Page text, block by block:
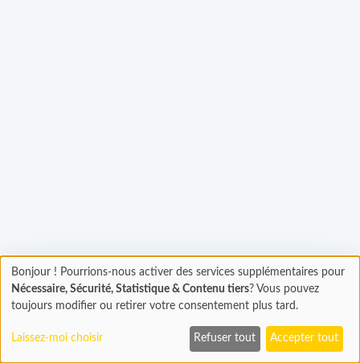
Chargement... Chargement
En cours...
Bonjour ! Pourrions-nous activer des services supplémentaires pour
Nécessaire, Sécurité, Statistique & Contenu tiers? Vous pouvez
toujours modifier ou retirer votre consentement plus tard.
Laissez-moi choisir Refuser tout Accepter tout